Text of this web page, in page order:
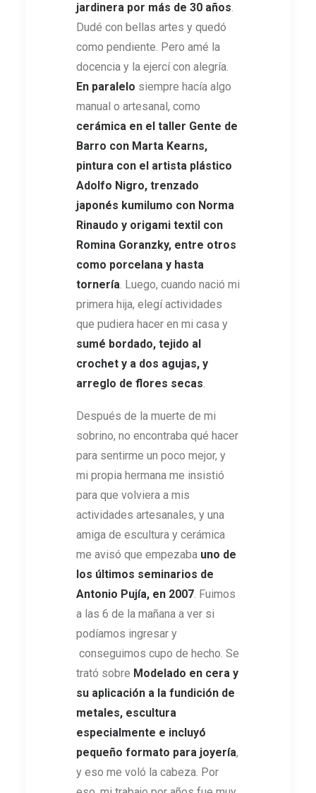
jardinera por más de 30 años.
Dudé con bellas artes y quedó
como pendiente. Pero amé la
docencia y la ejercí con alegría.
En paralelo siempre hacía algo
manual o artesanal, como
cerámica en el taller Gente de
Barro con Marta Kearns,
pintura con el artista plástico
Adolfo Nigro, trenzado
japonés kumilumo con Norma
Rinaudo y origami textil con
Romina Goranzky, entre otros
como porcelana y hasta
tornería. Luego, cuando nació mi
primera hija, elegí actividades
que pudiera hacer en mi casa y
sumé bordado, tejido al
crochet y a dos agujas, y
arreglo de flores secas.
Después de la muerte de mi
sobrino, no encontraba qué hacer
para sentirme un poco mejor, y
mi propia hermana me insistió
para que volviera a mis
actividades artesanales, y una
amiga de escultura y cerámica
me avisó que empezaba uno de
los últimos seminarios de
Antonio Pujía, en 2007. Fuimos
a las 6 de la mañana a ver si
podíamos ingresar y
conseguimos cupo de hecho. Se
trató sobre Modelado en cera y
su aplicación a la fundición de
metales, escultura
especialmente e incluyó
pequeño formato para joyería,
y eso me voló la cabeza. Por